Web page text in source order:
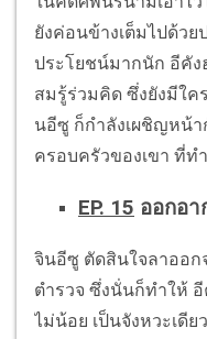
ยังค่อนข้างเต็มไปด้วย
ประโยชน์มากนัก อีคัง
สมรู้ร่วมคิด ซึ่งยังมีใค
นอีซู ก็กำลังเผชิญหน้
ครอบครัวของเขา ที่ท
EP. 15 ออกอ
จินอีซู ตัดสินใจลาออก
ตำรวจ ซึ่งนั่นก็ทำให้
ไม่น้อย เป็นจังหวะเดี